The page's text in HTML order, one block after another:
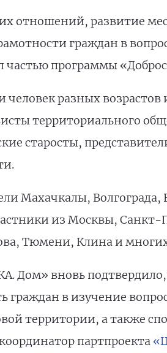
отношений, развитие
граждан в
частью программы
разных возрастов
территориального
старосты,
Махачкалы, Волгограда,
из Москвы, Санкт-
Тюмени, Клина и
Дом» вновь
граждан в изучение
территории, а также
партпроекта